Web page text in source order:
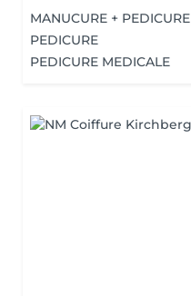
MANUCURE + PEDICURE
PEDICURE
PEDICURE MEDICALE